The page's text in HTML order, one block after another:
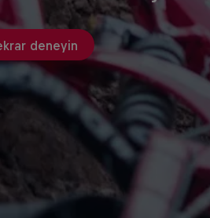
deneyin